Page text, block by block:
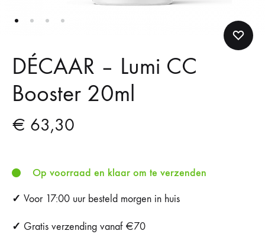
DÉCAAR – Lumi CC
Booster 20ml
€ 63,30
Op voorraad en klaar om te verzenden
✓ Voor 17:00 uur besteld morgen in huis
✓ Gratis verzending vanaf €70